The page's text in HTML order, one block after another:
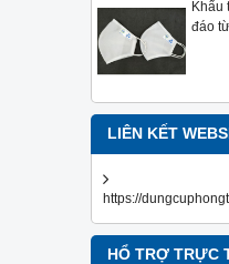
Khẩu
đáo
LIÊN KẾT
https://
HỔ TRỢ TRỰC